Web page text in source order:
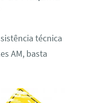
técnica
AM, basta